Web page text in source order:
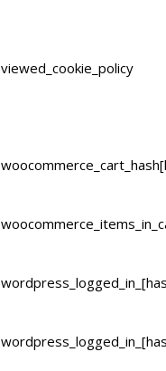
viewed_cookie_policy